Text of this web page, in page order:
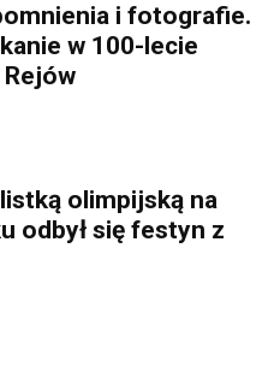
i fotografie.
w 100-lecie
olimpijską na
odbył się festyn z